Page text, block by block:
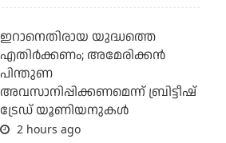
ഇറാനെതിരായ യുദ്ധത്തെ
എതിര്‍ക്കണം; അമേരിക്കന്‍
പിന്തുണ
അവസാനിപ്പിക്കണമെന്ന് ബ്രിട്ടീഷ്
ട്രേഡ് യൂണിയനുകള്‍
2 hours ago